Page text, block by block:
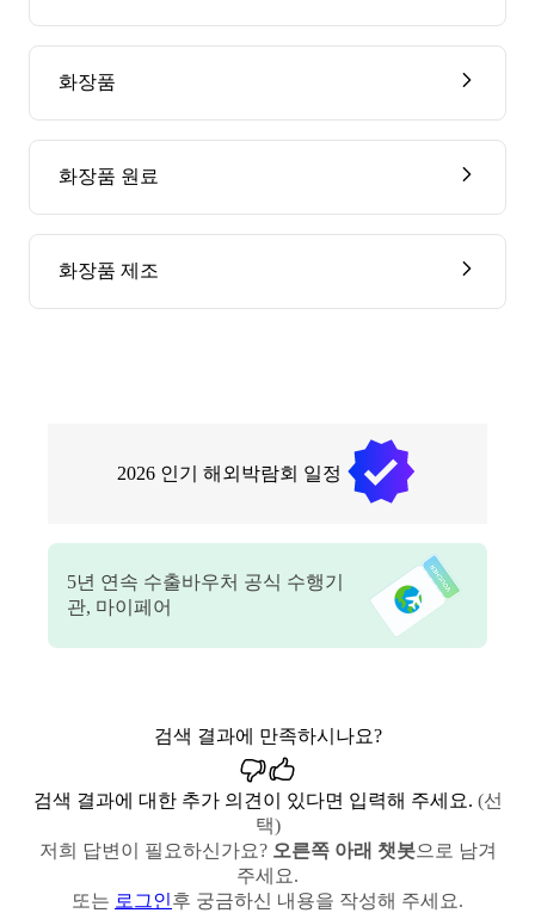
화장품
화장품 원료
화장품 제조
2026 인기 해외박람회 일정
5년 연속 수출바우처 공식 수행기
관, 마이페어
검색 결과에 만족하시나요?
검색 결과에 대한 추가 의견이 있다면 입력해 주세요. (선
택)
저희 답변이 필요하신가요? 오른쪽 아래 챗봇으로 남겨
주세요.
또는 로그인후 궁금하신 내용을 작성해 주세요.